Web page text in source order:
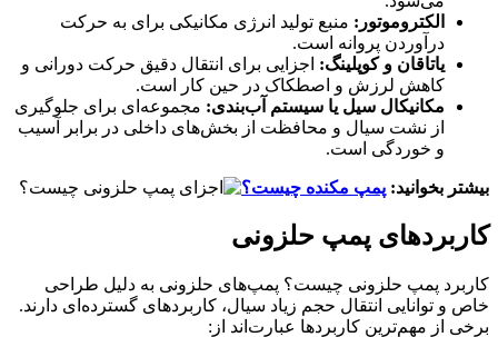
الکتروموتور: منبع تولید انرژی مکانیکی برای به‌ حرکت
درآوردن پروانه است.
یاتاقان و کوپلینگ: اجزایی برای انتقال دقیق حرکت دورانی و
کاهش لرزش و اصطکاک در حین کار است.
مکانیکال سیل یا سیستم آب‌بندی: مجموعه‌ای برای جلوگیری
از نشت سیال و محافظت از بخش‌های داخلی در برابر آسیب
و خوردگی است.
بیشتر بخوانید: پمپ مکنده چیست؟
کاربردهای پمپ حلزونی
کاربرد پمپ حلزونی چیست؟ پمپ‌های حلزونی به دلیل طراحی
خاص و توانایی انتقال حجم زیاد سیال، کاربردهای گسترده‌ای دارند.
برخی از مهم‌ترین کاربردها عبارت‌اند از: